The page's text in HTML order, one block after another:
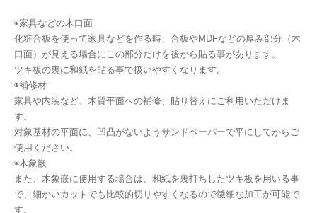
◉家具などの木口面
化粧合板を使って家具などを作る時、合板やMDFなどの厚み部分（木
口面）が見える場合にこの部分だけを後から貼る事があります。
ツキ板の裏に和紙を貼る事で扱いやすくなります。
◉補修材
家具や内装など、木質平面への補修、貼り替えにご利用いただけま
す。
対象基材の平面に、凹凸がないようサンドペーパーで平にしてからご
使用ください。
◉木象嵌
また、木象嵌に使用する場合は、和紙を裏打ちしたツキ板を用いる事
で、細かいカットでも比較的切りやすくなるので繊細な加工が可能で
す。